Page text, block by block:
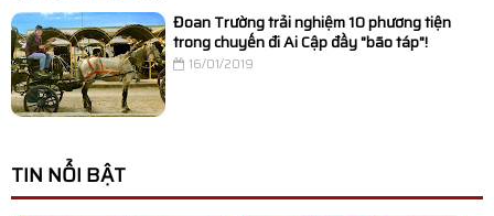
Đoan Trường trải nghiệm 10 phương tiện
trong chuyến đi Ai Cập đầy "bão táp"!
16/01/2019
TIN NỔI BẬT